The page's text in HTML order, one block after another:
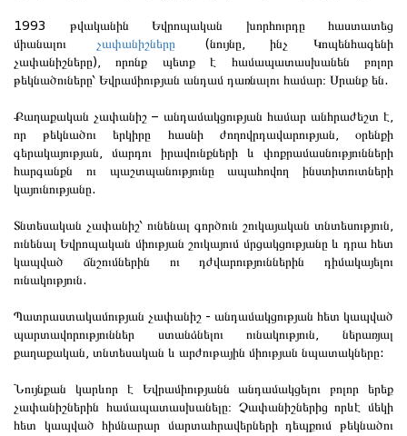
1993 թվականին Եվրոպական խորհուրդը հաստատեց
միանալու չափանիշները (նույնը, ինչ Կոպենհագենի
չափանիշները), որոնք պետք է համապատասխանեն բոլոր
թեկնածուները՝ Եվրամիության անդամ դառնալու համար։ Սրանք են.
Քաղաքական չափանիշ – անդամակցության համար անհրաժեշտ է,
որ թեկնածու երկիրը հասնի ժողովրդավարության, օրենքի
գերակայության, մարդու իրավունքների և փոքրամասնությունների
հարգանքն ու պաշտպանությունը ապահովող ինստիտուտների
կայունությանը.
Տնտեսական չափանիշ՝ ունենալ գործուն շուկայական տնտեսություն,
ունենալ Եվրոպական միության շուկայում մրցակցությանը և դրա հետ
կապված ճնշումներին ու դժվարություններին դիմակայելու
ունակություն.
Պատրաստակամության չափանիշ - անդամակցության հետ կապված
պարտավորություններ ստանձնելու ունակություն, ներառյալ
քաղաքական, տնտեսական և արժութային միության նպատակները:
Նույնքան կարևոր է Եվրամիությանն անդամակցելու բոլոր երեք
չափանիշներին համապատասխանելը։ Չափանիշներից որևէ մեկի
հետ կապված հիմնարար մարտահրավերների դեպքում թեկնածու